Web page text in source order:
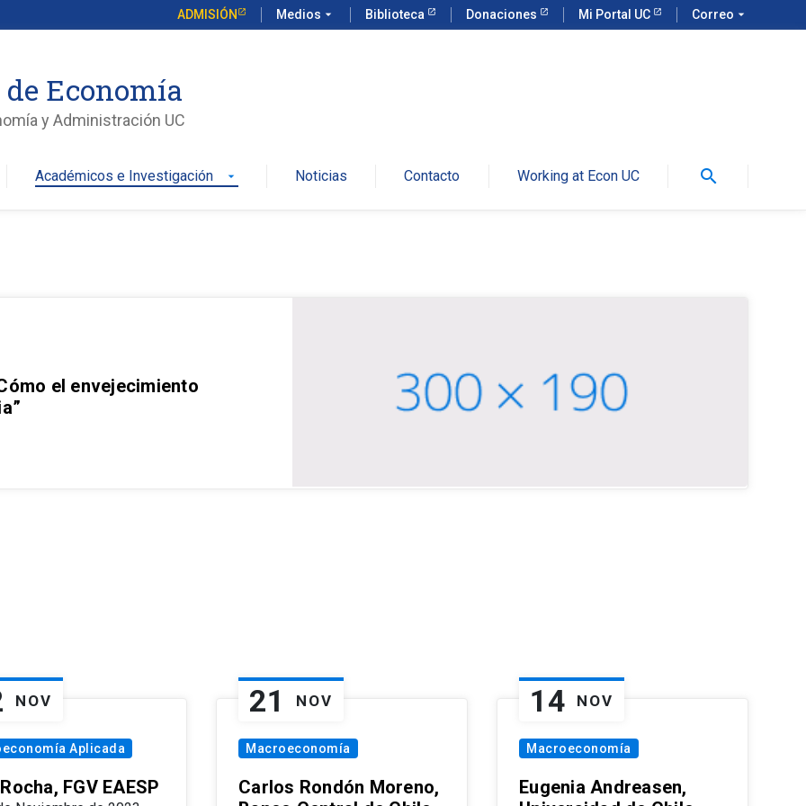
ADMISIÓN Medios arrow_drop_down Biblioteca Donaciones Mi Portal UC Correo arrow_drop_down
Economía
y Administración UC
Académicos e Investigación arrow_drop_down Noticias Contacto Working at Econ UC search
el envejecimiento
NOV
Aplicada
FGV EAESP
21 NOV
Macroeconomía
Carlos Rondón Moreno,
14 NOV
Macroeconomía
Eugenia Andreasen,